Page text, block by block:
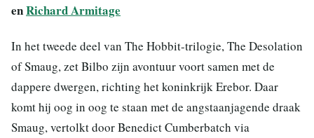
enRichard Armitage
In het tweede deel van The Hobbit-trilogie, The Desolation
of Smaug, zet Bilbo zijn avontuur voort samen met de
dappere dwergen, richting het koninkrijk Erebor. Daar
komt hij oog in oog te staan met de angstaanjagende draak
Smaug, vertolkt door Benedict Cumberbatch via